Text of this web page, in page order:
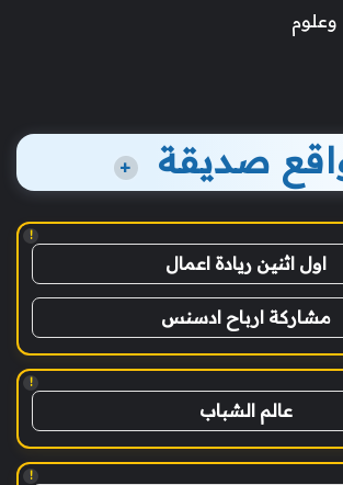
وعلوم
صديقة +
!
اول اثنين ريادة اعمال
مشاركة ارباح ادسنس
!
عالم الشباب
!